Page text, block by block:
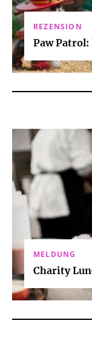
REZENSION
Paw
MELDUNG
Charity